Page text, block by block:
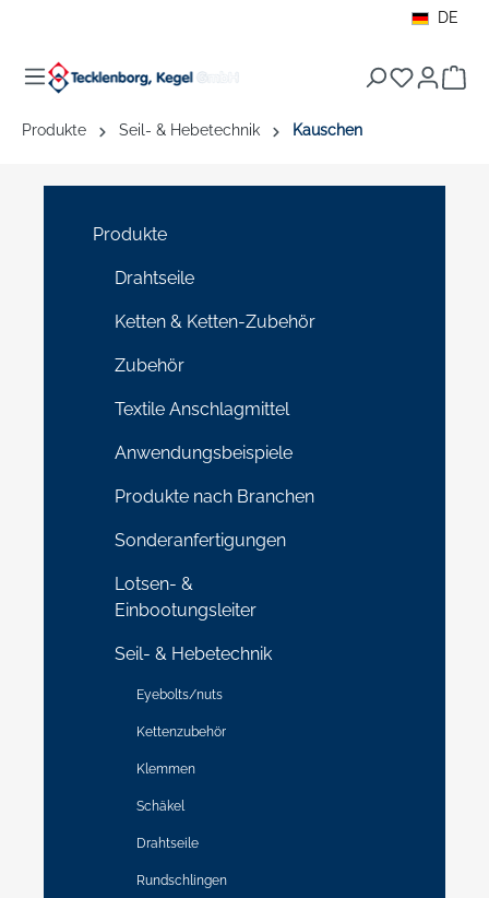
DE
Produkte Seil- & Hebetechnik Kauschen
Produkte
Drahtseile
Ketten & Ketten-Zubehör
Zubehör
Textile Anschlagmittel
Anwendungsbeispiele
Produkte nach Branchen
Sonderanfertigungen
Lotsen- &
Einbootungsleiter
Seil- & Hebetechnik
Eyebolts/nuts
Kettenzubehör
Klemmen
Schäkel
Drahtseile
Rundschlingen